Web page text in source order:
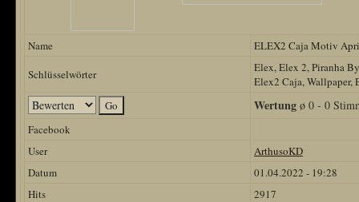
Name
ELEX2 Caja Motiv
Schlüsselwörter
Elex, Elex 2, Piranha
Elex2 Caja, Wallpaper,
Wertung ø 0 - 0
Facebook
User
ArthusoKD
Datum
01.04.2022 - 19:28
Hits
2917